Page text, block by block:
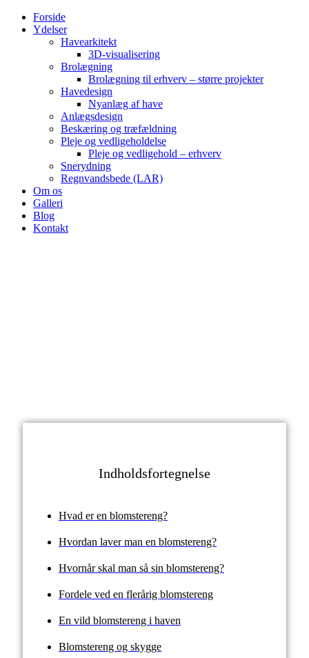
Forside
Ydelser
Havearkitekt
3D-visualisering
Brolægning
Brolægning til erhverv – større projekter
Havedesign
Nyanlæg af have
Anlægsdesign
Beskæring og træfældning
Pleje og vedligeholdelse
Pleje og vedligehold – erhverv
Snerydning
Regnvandsbede (LAR)
Om os
Galleri
Blog
Kontakt
Indholdsfortegnelse
Hvad er en blomstereng?
Hvordan laver man en blomstereng?
Hvornår skal man så sin blomstereng?
Fordele ved en flerårig blomstereng
En vild blomstereng i haven
Blomstereng og skygge